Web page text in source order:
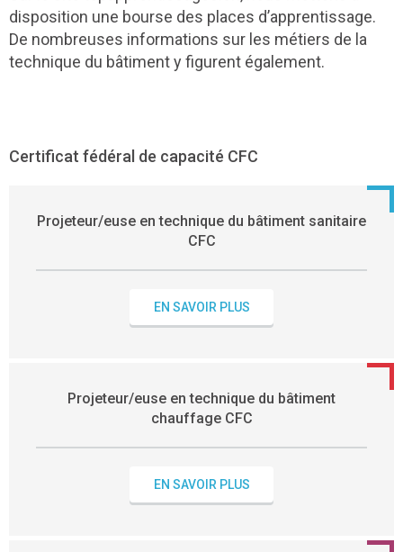
disposition une bourse des places d’apprentissage.
De nombreuses informations sur les métiers de la
technique du bâtiment y figurent également.
Certificat fédéral de capacité CFC
Projeteur/euse en technique du bâtiment sanitaire
CFC
EN SAVOIR PLUS
Projeteur/euse en technique du bâtiment
chauffage CFC
EN SAVOIR PLUS